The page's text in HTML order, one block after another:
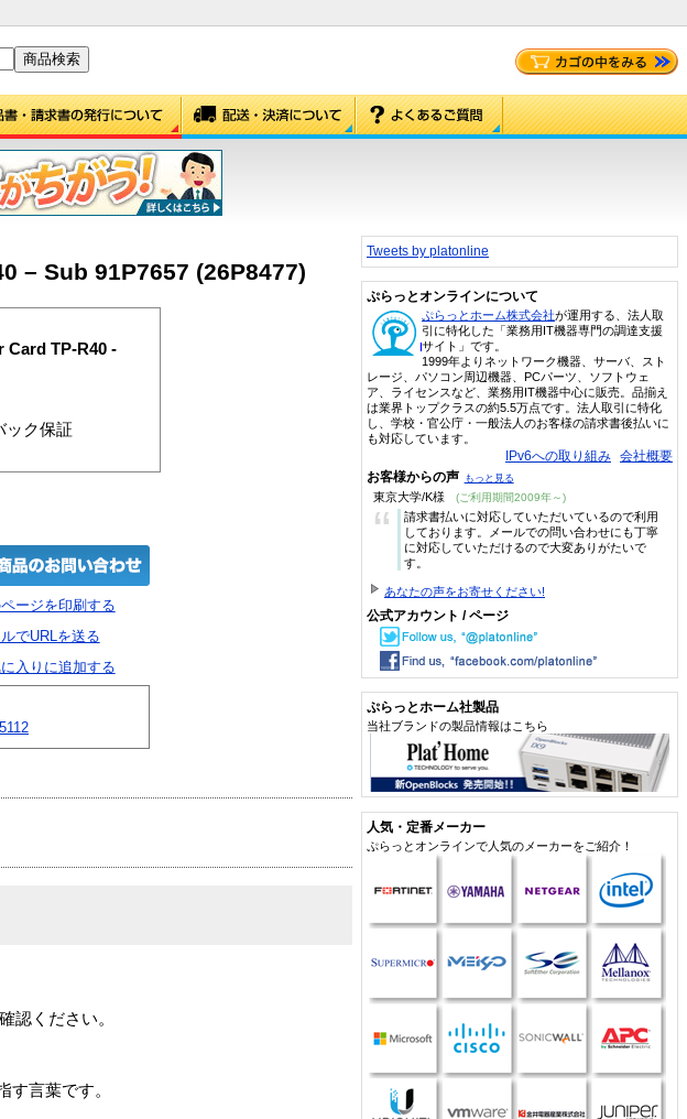
– Sub 91P7657 (26P8477)
Card TP-R40 -
ック保証
ージを印刷する
でURLを送る
入りに追加する
認ください。
す言葉です。
Tweets by platonline
ぷらっとオンラインについて
ぷらっとホーム株式会社が運用する、法人取
引に特化した「業務用IT機器専門の調達支援
サイト」です。
1999年よりネットワーク機器、サーバ、スト
レージ、パソコン周辺機器、PCパーツ、ソフトウェ
ア、ライセンスなど、業務用IT機器中心に販売。品揃え
は業界トップクラスの約5.5万点です。法人取引に特化
し、学校・官公庁・一般法人のお客様の請求書後払いに
も対応しています。
IPv6への取り組み 会社概要
お客様からの声 もっと見る
東京大学/K様 (ご利用期間2009年～)
“
請求書払いに対応していただいているので利用
しております。メールでの問い合わせにも丁寧
に対応していただけるので大変ありがたいで
す。
あなたの声をお寄せください!
公式アカウント / ページ
ぷらっとホーム社製品
当社ブランドの製品情報はこちら
人気・定番メーカー
ぷらっとオンラインで人気のメーカーをご紹介！